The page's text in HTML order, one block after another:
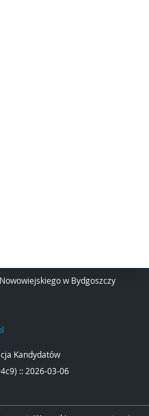
w Bydgoszczy
Kandydatów
:: 2026-03-06